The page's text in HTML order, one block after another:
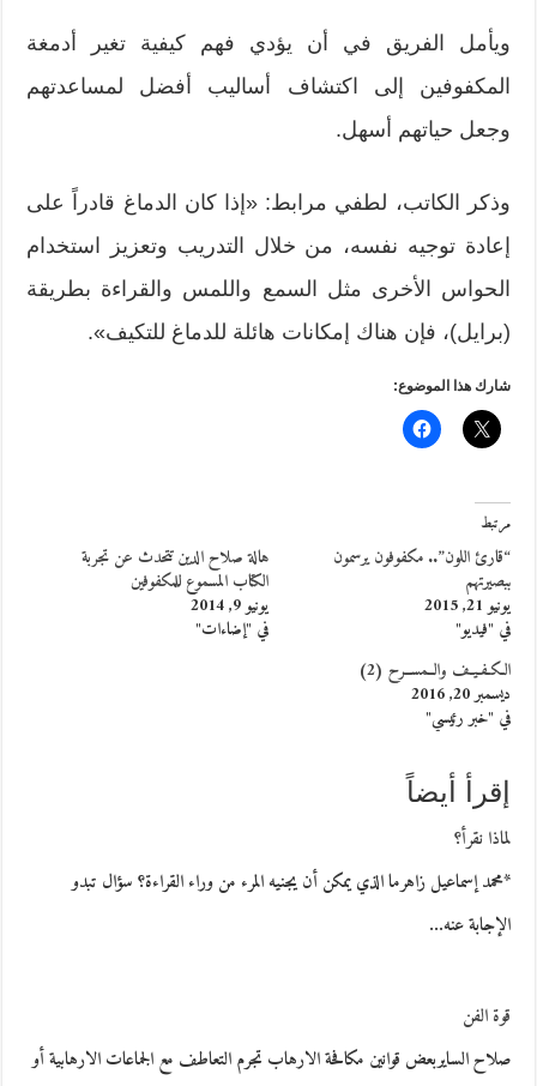
ويأمل الفريق في أن يؤدي فهم كيفية تغير أدمغة
المكفوفين إلى اكتشاف أساليب أفضل لمساعدتهم
وجعل حياتهم أسهل.
وذكر الكاتب، لطفي مرابط: «إذا كان الدماغ قادراً على
إعادة توجيه نفسه، من خلال التدريب وتعزيز استخدام
الحواس الأخرى مثل السمع واللمس والقراءة بطريقة
(برايل)، فإن هناك إمكانات هائلة للدماغ للتكيف».
شارك هذا الموضوع:
مرتبط
“قارئ اللون”.. مكفوفون يرسمون
ببصيرتهم
يونيو 21, 2015
في "فيديو"
هالة صلاح الدين تتحدث عن تجربة
الكتاب المسموع للمكفوفين
يونيو 9, 2014
في "إضاءات"
الـكـفـيـف والــمســرح (2)
ديسمبر 20, 2016
في "خبر رئيسي"
إقرأ أيضاً
لماذا نقرأ؟
*محمد إسماعيل زاهرما الذي يمكن أن يجنيه المرء من وراء القراءة؟ سؤال تبدو
الإجابة عنه…
قوة الفن
صلاح السايربعض قوانين مكافحة الارهاب تجرم التعاطف مع الجماعات الارهابية أو